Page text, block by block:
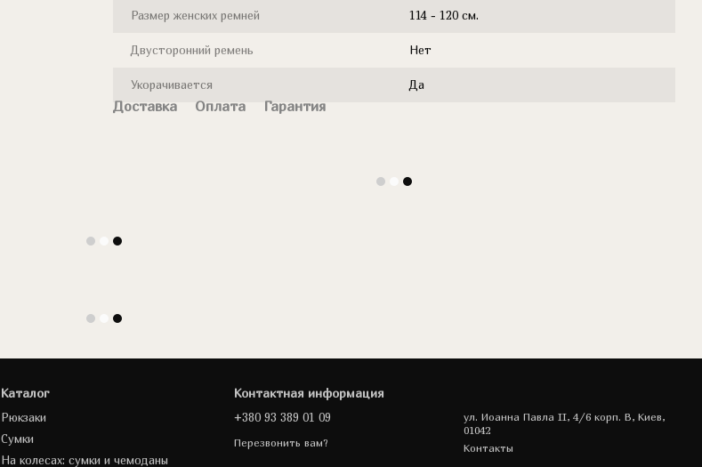
Размер женских ремней 114 - 120 см.
Двусторонний ремень Нет
Укорачивается Да
Доставка Оплата Гарантия
Каталог
Рюкзаки
Сумки
На колесах: сумки и чемоданы
Контактная информация
+380 93 389 01 09
Перезвонить вам?
ул. Иоанна Павла II, 4/6 корп. В, Киев,
01042
Контакты